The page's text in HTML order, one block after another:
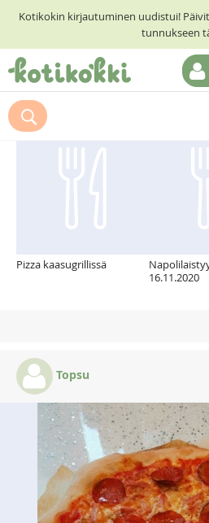
Kotikokin kirjautuminen uudistui!
tunnukseen
ETUSIVU
RESEPTIHAKU
Suosittelemme myös
Pizza kaasugrillissä
16.11.2020
Topsu